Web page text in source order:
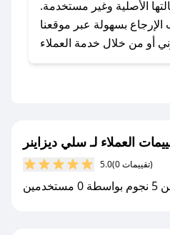
يلي:
- اضغط على أيقونة متابعة لمتجر سلي ديزاينر في
على كل مشترياتك مع
الأصلية وغير مستخدمة.
بسهولة عبر موقعنا
العملاء لـ سلي ديزاينر
5.0 (0 تقييمات)